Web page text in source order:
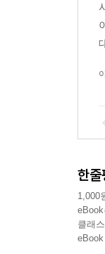
한줄
1,000
클래